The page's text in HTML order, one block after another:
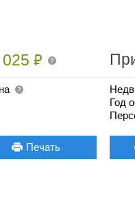
025₽
Год
Печать